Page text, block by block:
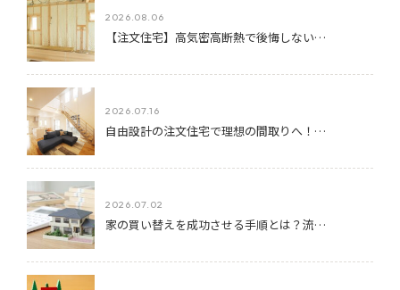
2026.08.06
【注文住宅】高気密高断熱で後悔しない…
2026.07.16
自由設計の注文住宅で理想の間取りへ！…
2026.07.02
家の買い替えを成功させる手順とは？流…